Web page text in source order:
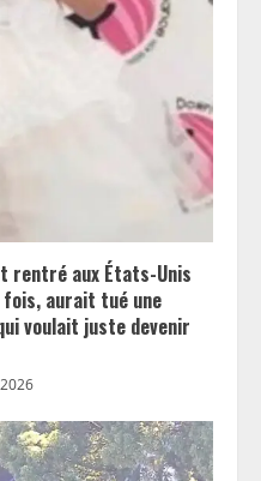
rentré aux États-Unis
fois, aurait tué une
voulait juste devenir